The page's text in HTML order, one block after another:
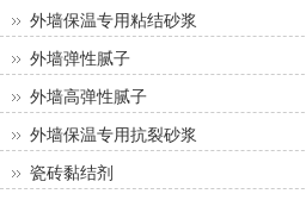
外墙保温专用粘结砂浆
外墙弹性腻子
外墙高弹性腻子
外墙保温专用抗裂砂浆
瓷砖黏结剂